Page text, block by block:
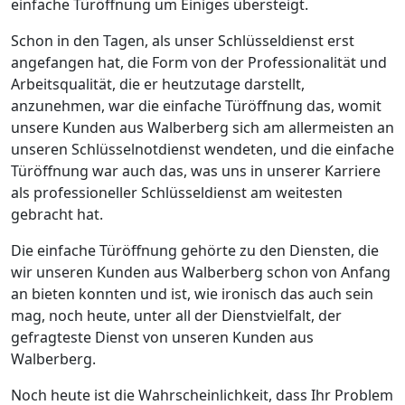
einfache Türöffnung um Einiges übersteigt.
Schon in den Tagen, als unser Schlüsseldienst erst
angefangen hat, die Form von der Professionalität und
Arbeitsqualität, die er heutzutage darstellt,
anzunehmen, war die einfache Türöffnung das, womit
unsere Kunden aus Walberberg sich am allermeisten an
unseren Schlüsselnotdienst wendeten, und die einfache
Türöffnung war auch das, was uns in unserer Karriere
als professioneller Schlüsseldienst am weitesten
gebracht hat.
Die einfache Türöffnung gehörte zu den Diensten, die
wir unseren Kunden aus Walberberg schon von Anfang
an bieten konnten und ist, wie ironisch das auch sein
mag, noch heute, unter all der Dienstvielfalt, der
gefragteste Dienst von unseren Kunden aus
Walberberg.
Noch heute ist die Wahrscheinlichkeit, dass Ihr Problem